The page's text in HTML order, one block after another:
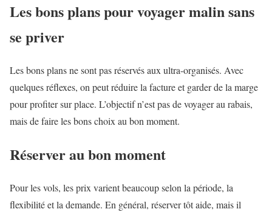
Les bons plans pour voyager malin sans
se priver
Les bons plans ne sont pas réservés aux ultra-organisés. Avec
quelques réflexes, on peut réduire la facture et garder de la marge
pour profiter sur place. L’objectif n’est pas de voyager au rabais,
mais de faire les bons choix au bon moment.
Réserver au bon moment
Pour les vols, les prix varient beaucoup selon la période, la
flexibilité et la demande. En général, réserver tôt aide, mais il